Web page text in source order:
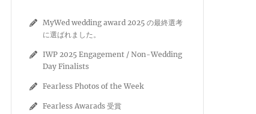
MyWed wedding award 2025 の最終選考
に選ばれました。
IWP 2025 Engagement / Non-Wedding
Day Finalists
Fearless Photos of the Week
Fearless Awarads 受賞